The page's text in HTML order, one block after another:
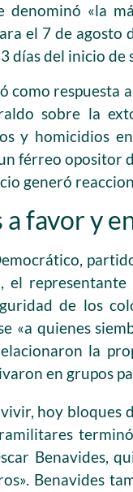
denominó «la
el 7 de agosto
días del inicio de
como respuesta
sobre la
y homicidios
férreo opositor
generó
a favor y
el representante
de los
«a quienes
la
en grupos
hoy bloques
Benavides,
Benavides